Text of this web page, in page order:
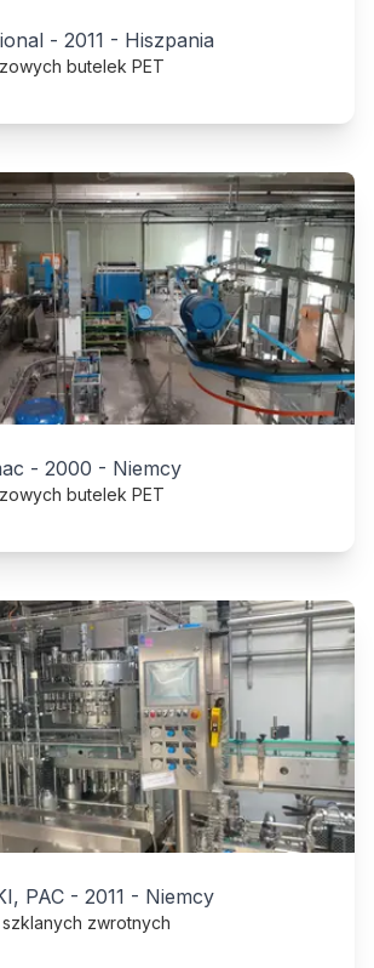
- 2011 - Hiszpania
butelek PET
- 2000 - Niemcy
butelek PET
PAC - 2011 - Niemcy
zwrotnych